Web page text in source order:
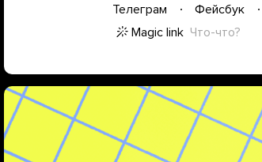
Телеграм Фейсбук
Magic link Что-что?